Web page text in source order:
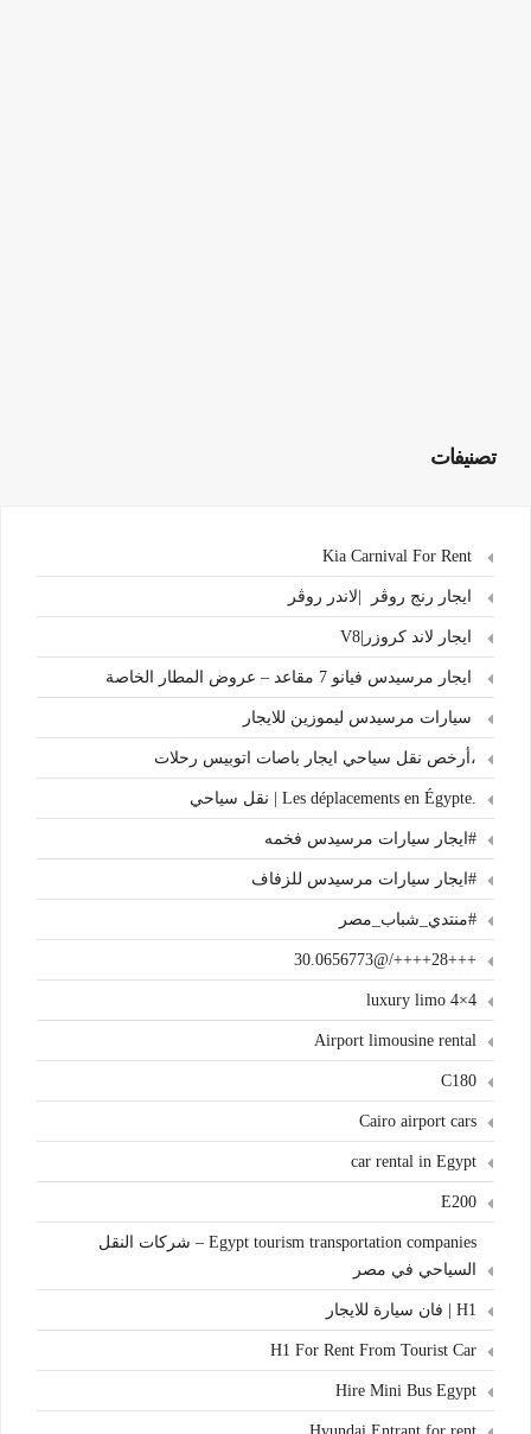
تصنيفات
ايجار رنج روڤر |لاندر روڤر
ايجار لاند كروزر|V8
ايجار مرسيدس فيانو 7 مقاعد – عروض المطار الخاصة
سيارات مرسيدس ليموزين للايجار
،أرخص نقل سياحي ايجار باصات اتوبيس رحلات
.Les déplacements en Égypte | نقل سياحي
#ايجار سيارات مرسيدس فخمه
#ايجار سيارات مرسيدس للزفاف
#منتدي_شباب_مصر
+++28++++/@30.0656773
4×4 luxury limo
Airport limousine rental
C180
Cairo airport cars
car rental in Egypt
E200
Egypt tourism transportation companies – شركات النقل
السياحي في مصر
H1 | فان سيارة للايجار
H1 For Rent From Tourist Car
Hire Mini Bus Egypt